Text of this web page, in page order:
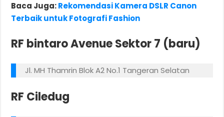
Baca Juga:Rekomendasi Kamera DSLR Canon
Terbaik untuk Fotografi Fashion
RF bintaro Avenue Sektor 7 (baru)
Jl. MH Thamrin Blok A2 No.1 Tangeran Selatan
RF Ciledug